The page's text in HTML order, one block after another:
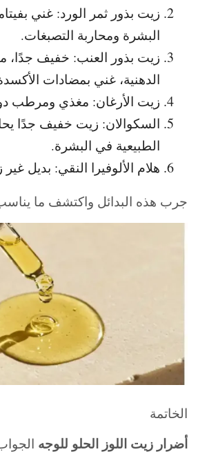
البشرة ومحاربة التصبغات.
زيت بذور العنب: خفيف جدًا،
الدهنية، غني بمضادات
زيت الأرغان: مغذي ومرطب
السكوالان: زيت خفيف جدًا
الطبيعية في البشرة.
هلام الألوفيرا النقي: بديل
جرب هذه البدائل واكتشف ما
الخاتمة
أضرار زيت اللوز الحلو للوجه